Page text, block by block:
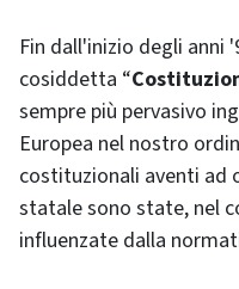
Fin dall'inizio degli anni
cosiddetta “
sempre più pervasivo
Europea nel nostro
costituzionali aventi ad
statale sono state, nel
influenzate dalla